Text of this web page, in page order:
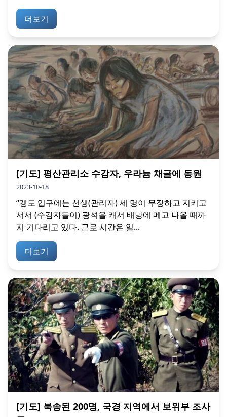
더보기
[기도] 평산관리소 수감자, 우라늄 채굴에 동원
2023-10-18
“갱도 입구에는 선생(관리자) 세 명이 무장하고 지키고
서서 (수감자들이) 광석을 캐서 배낭에 메고 나올 때까
지 기다리고 있다. 근로 시간은 일...
더보기
[기도] 북송된 200명, 국경 지역에서 보위부 조사